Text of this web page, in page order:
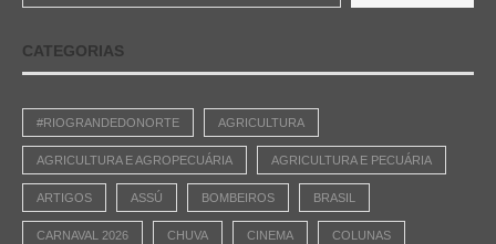
CATEGORIAS
#RIOGRANDEDONORTE AGRICULTURA
AGRICULTURA E AGROPECUÁRIA AGRICULTURA E PECUÁRIA
ARTIGOS ASSÚ BOMBEIROS BRASIL
CARNAVAL 2026 CHUVA CINEMA COLUNAS